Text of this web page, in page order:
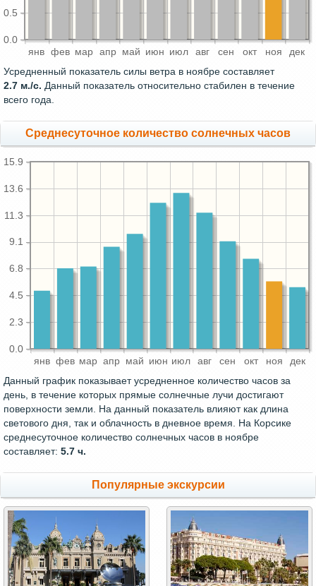
янв фев мар апр май июн июл авг сен окт ноя дек
0.0
0.5
Усредненный показатель силы ветра в ноябре составляет
2.7 м./с. Данный показатель относительно стабилен в течение
всего года.
Среднесуточное количество солнечных часов
янв фев мар апр май июн июл авг сен окт ноя дек
0.0
2.3
4.5
6.8
9.1
11.3
13.6
15.9
Данный график показывает усредненное количество часов за
день, в течение которых прямые солнечные лучи достигают
поверхности земли. На данный показатель влияют как длина
светового дня, так и облачность в дневное время. На Корсике
среднесуточное количество солнечных часов в ноябре
составляет: 5.7 ч.
Популярные экскурсии